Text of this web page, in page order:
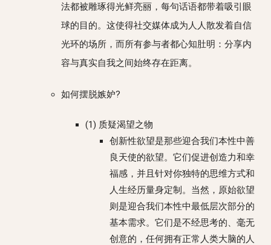
法都被雕琢得光鲜亮丽，每句话语都带着吸引眼
球的目的。这使得社交媒体成为人人散发着自信
光环的场所，而所有参与者都心知肚明：分享内
容与真实自我之间始终存在距离。
如何摆脱嫉妒?
(1) 质疑渴望之物
创新性欲望是那些迎合我们本性中善
良天使的欲望。它们促进创造力和幸
福感，并且针对你独特的思维方式和
人生经历量身定制。当然，原始欲望
则是迎合我们本性中最低层次部分的
基本需求。它们是不经思考的、毫无
创意的，任何拥有正常人类大脑的人